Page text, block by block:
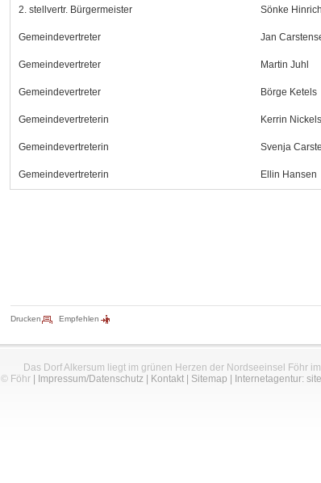
2. stellvertr. Bürgermeister Sönke
Gemeindevertreter Jan
Gemeindevertreter Martin Juhl
Gemeindevertreter Börge Ketels
Gemeindevertreterin Kerrin
Gemeindevertreterin Svenja
Gemeindevertreterin Ellin Hansen
Drucken Empfehlen
Das Dorf Alkersum liegt im grünen Herzen der Nordseeinsel Föhr
© Föhr| Impressum/Datenschutz| Kontakt| Sitemap Internetagentur: